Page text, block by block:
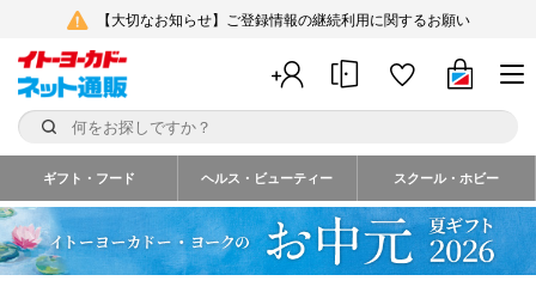
【大切なお知らせ】ご登録情報の継続利用に関するお願い
ギフト・フード ヘルス・ビューティー スクール・ホビー